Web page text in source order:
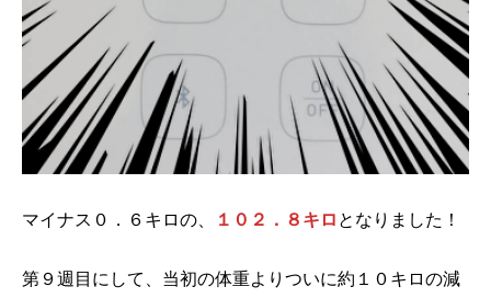
マイナス０．６キロの、 １０２．８キロ となりました！
第９週目にして、当初の体重よりついに約１０キロの減